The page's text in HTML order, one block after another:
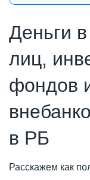
Деньги
лиц,
фондов
в РБ
Расскажем как